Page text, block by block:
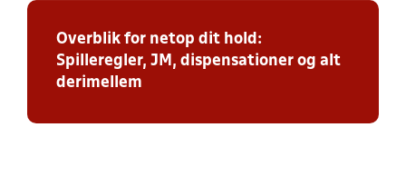
Overblik for netop dit hold:
Spilleregler, JM, dispensationer og alt
derimellem